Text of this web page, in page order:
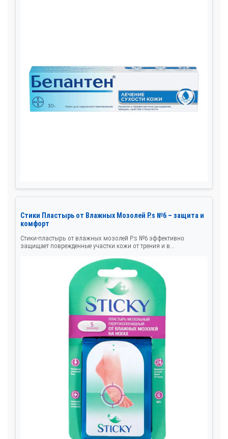
Стики Пластырь от Влажных Мозолей Р.s №6 – защита и
комфорт
Стики-пластырь от влажных мозолей Р.s №6 эффективно
защищает поврежденные участки кожи от трения и в...